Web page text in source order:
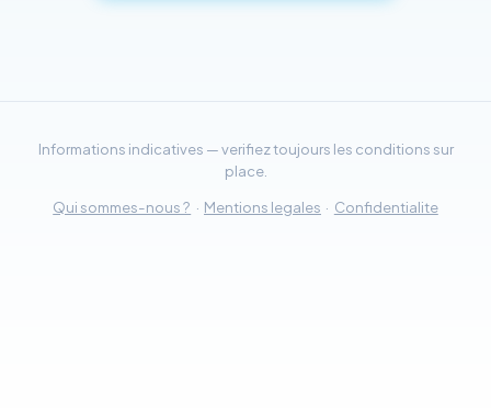
Informations indicatives — verifiez toujours les conditions sur
place.
Qui sommes-nous ? · Mentions legales · Confidentialite